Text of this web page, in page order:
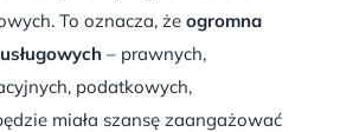
To oznacza, że ogromna
– prawnych,
podatkowych,
miała szansę zaangażować